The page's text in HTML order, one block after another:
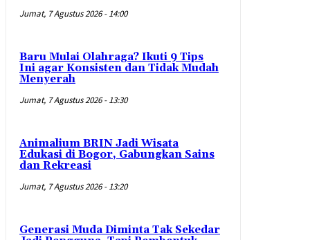
Jumat, 7 Agustus 2026 - 14:00
Baru Mulai Olahraga? Ikuti 9 Tips
Ini agar Konsisten dan Tidak Mudah
Menyerah
Jumat, 7 Agustus 2026 - 13:30
Animalium BRIN Jadi Wisata
Edukasi di Bogor, Gabungkan Sains
dan Rekreasi
Jumat, 7 Agustus 2026 - 13:20
Generasi Muda Diminta Tak Sekedar